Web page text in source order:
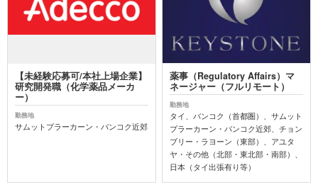
【未経験応募可/本社上場企業】
研究開発職（化学薬品メーカ
ー）
勤務地
サムットプラーカーン・バンコク近郊
薬事（Regulatory Affairs）マ
ネージャー（フルリモート）
勤務地
タイ、バンコク（首都圏）、サムット
プラーカーン・バンコク近郊、チョン
ブリー・ラヨーン（東部）、アユタ
ヤ・その他（北部・東北部・南部）、
日本（タイ出張有り等）